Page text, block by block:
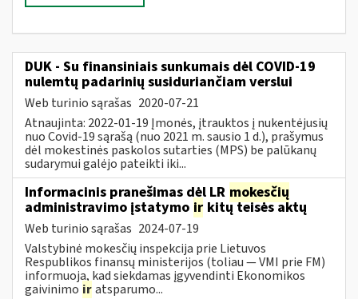
DUK - Su finansiniais sunkumais dėl COVID-19
nulemtų padarinių susiduriančiam verslui
Web turinio sąrašas 2020-07-21
Atnaujinta: 2022-01-19 Įmonės, įtrauktos į nukentėjusių
nuo Covid-19 sąrašą (nuo 2021 m. sausio 1 d.), prašymus
dėl mokestinės paskolos sutarties (MPS) be palūkanų
sudarymui galėjo pateikti iki...
Informacinis pranešimas dėl LR mokesčių
administravimo įstatymo ir kitų teisės aktų
Web turinio sąrašas 2024-07-19
Valstybinė mokesčių inspekcija prie Lietuvos
Respublikos finansų ministerijos (toliau — VMI prie FM)
informuoja, kad siekdamas įgyvendinti Ekonomikos
gaivinimo iratsparumo...